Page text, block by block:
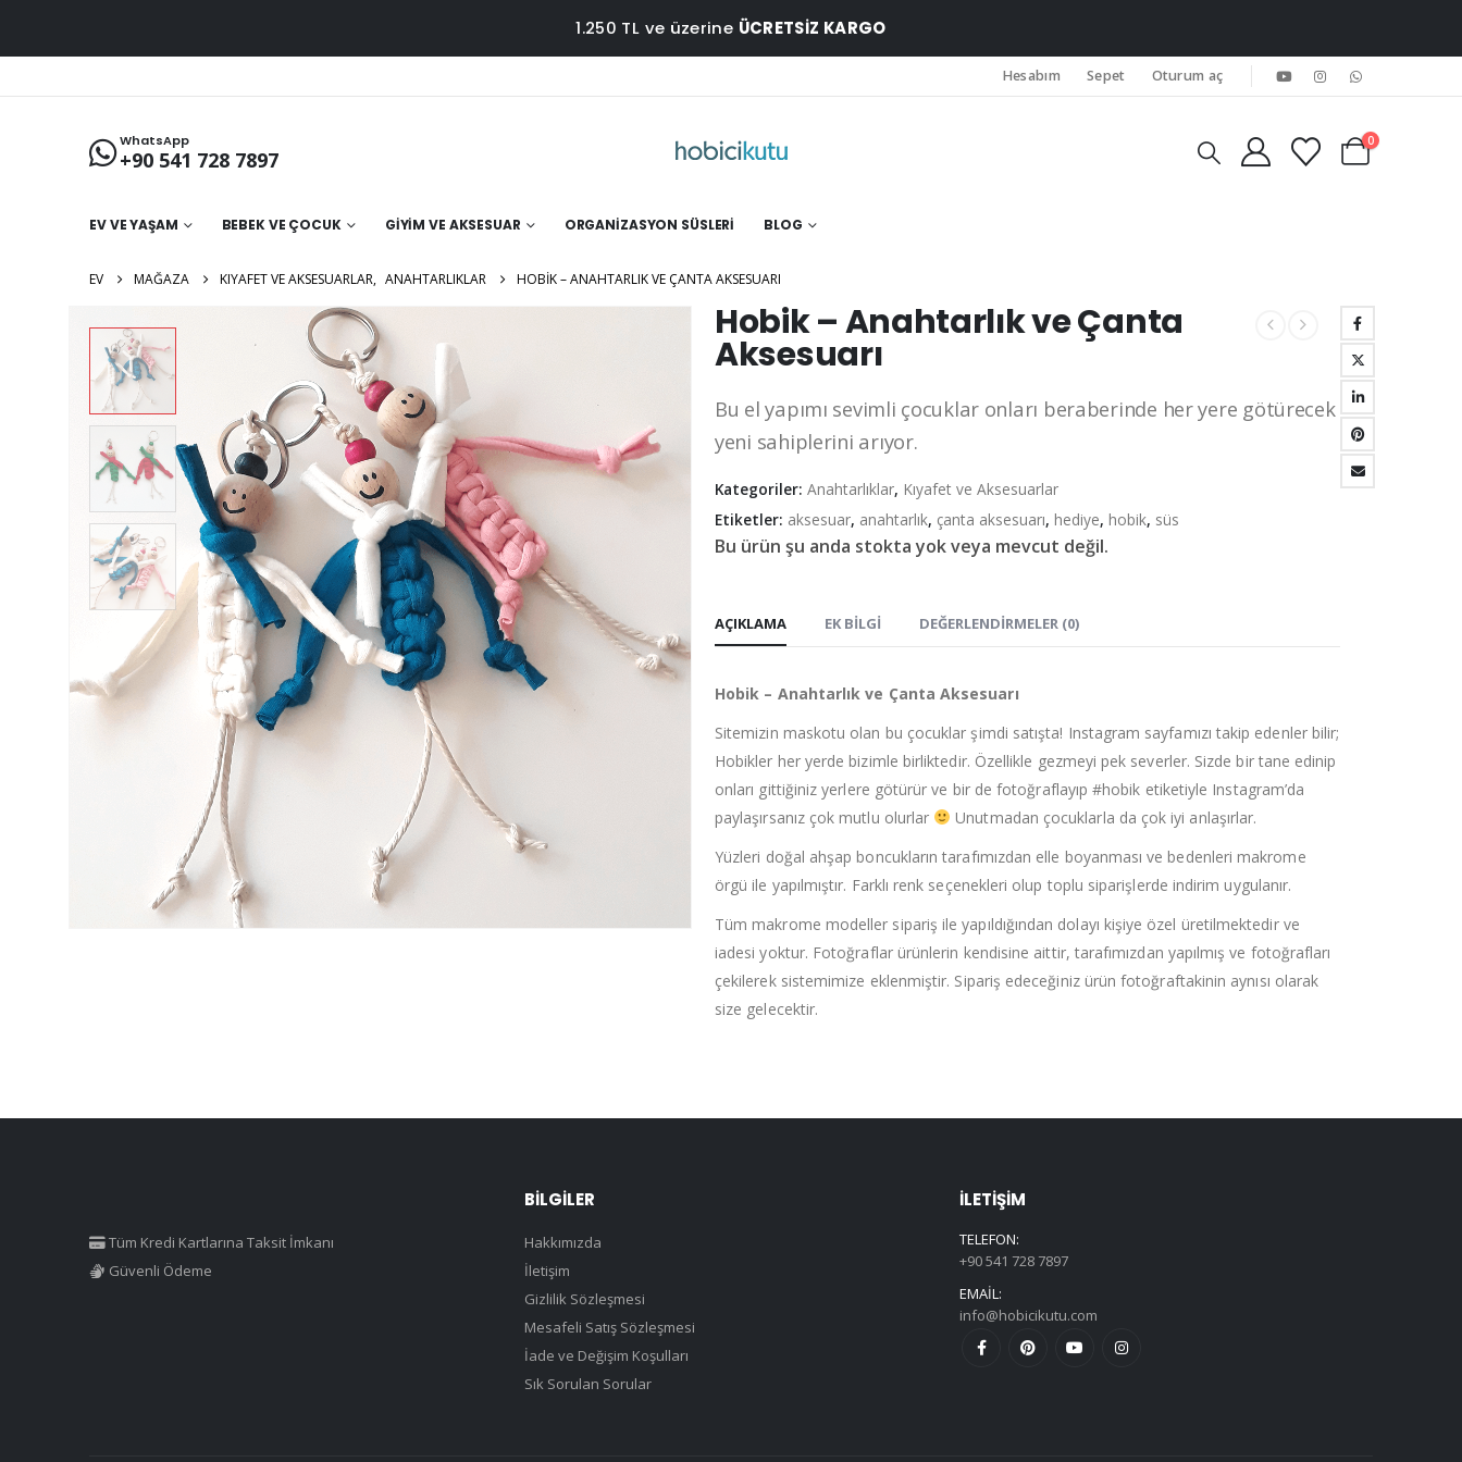
1.250 TL ve üzerine ÜCRETSİZ KARGO
Hesabım Sepet Oturum aç
WhatsApp
+90 541 728 7897
0
EV VE YAŞAM BEBEK VE ÇOCUK GIYIM VE AKSESUAR ORGANIZASYON SÜSLERI BLOG
EV MAĞAZA KIYAFET VE AKSESUARLAR, ANAHTARLIKLAR HOBIK – ANAHTARLIK VE ÇANTA AKSESUARI
Hobik – Anahtarlık ve Çanta
Aksesuarı
Bu el yapımı sevimli çocuklar onları beraberinde her yere götürecek
yeni sahiplerini arıyor.
Kategoriler: Anahtarlıklar, Kıyafet ve Aksesuarlar
Etiketler: aksesuar, anahtarlık, çanta aksesuarı, hediye, hobik, süs
Bu ürün şu anda stokta yok veya mevcut değil.
AÇIKLAMA EK BILGI DEĞERLENDIRMELER (0)
Hobik – Anahtarlık ve Çanta Aksesuarı
Sitemizin maskotu olan bu çocuklar şimdi satışta! Instagram sayfamızı takip edenler bilir;
Hobikler her yerde bizimle birliktedir. Özellikle gezmeyi pek severler. Sizde bir tane edinip
onları gittiğiniz yerlere götürür ve bir de fotoğraflayıp #hobik etiketiyle Instagram’da
paylaşırsanız çok mutlu olurlar
Unutmadan çocuklarla da çok iyi anlaşırlar.
Yüzleri doğal ahşap boncukların tarafımızdan elle boyanması ve bedenleri makrome
örgü ile yapılmıştır. Farklı renk seçenekleri olup toplu siparişlerde indirim uygulanır.
Tüm makrome modeller sipariş ile yapıldığından dolayı kişiye özel üretilmektedir ve
iadesi yoktur. Fotoğraflar ürünlerin kendisine aittir, tarafımızdan yapılmış ve fotoğrafları
çekilerek sistemimize eklenmiştir. Sipariş edeceğiniz ürün fotoğraftakinin aynısı olarak
size gelecektir.
Tüm Kredi Kartlarına Taksit İmkanı
Güvenli Ödeme
BILGILER
Hakkımızda
İletişim
Gizlilik Sözleşmesi
Mesafeli Satış Sözleşmesi
İade ve Değişim Koşulları
Sık Sorulan Sorular
İLETIŞIM
TELEFON:
+90 541 728 7897
EMAIL:
info@hobicikutu.com